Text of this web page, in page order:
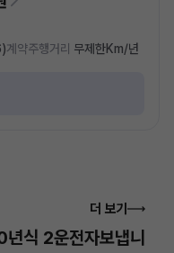
계약주행거리 무제한Km/년
더 보기
식 2운전자보냅니